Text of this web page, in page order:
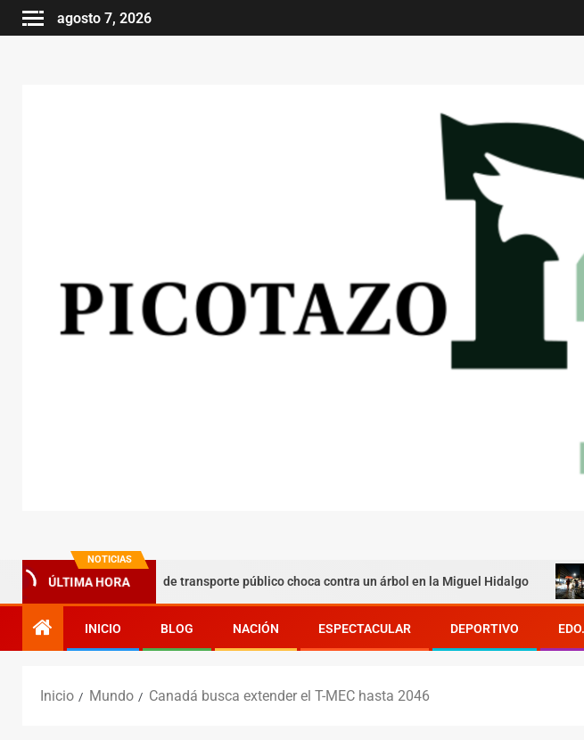
agosto 7, 2026
NOTICIAS
ÚLTIMA HORA
Camión de transporte público choca contra un árbol en la Miguel Hidalgo
INICIO BLOG NACIÓN ESPECTACULAR DEPORTIVO
Inicio Mundo Canadá busca extender el T-MEC hasta 2046